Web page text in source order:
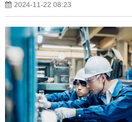
2024-11-22 08:23